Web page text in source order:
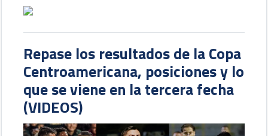
Repase los resultados de la Copa
Centroamericana, posiciones y lo
que se viene en la tercera fecha
(VIDEOS)